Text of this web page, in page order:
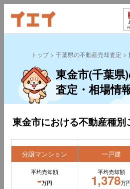
トップ 千葉県の不動産売却査定
東金市(千葉県
査定・相場情
東金市における不動産種
分譲マンション
平均売却額
-万円
一戸建
平均売却額
1,378万